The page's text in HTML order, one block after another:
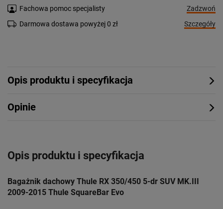
Fachowa pomoc specjalisty
Zadzwoń
Darmowa dostawa powyżej 0 zł
Szczegóły
Opis produktu i specyfikacja
Opinie
Opis produktu i specyfikacja
Bagażnik dachowy Thule RX 350/450 5-dr SUV MK.III
2009-2015 Thule SquareBar Evo